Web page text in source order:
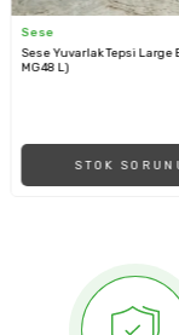
Sese
Sese Yuvarlak Tepsi Large
MG48 L)
STOK